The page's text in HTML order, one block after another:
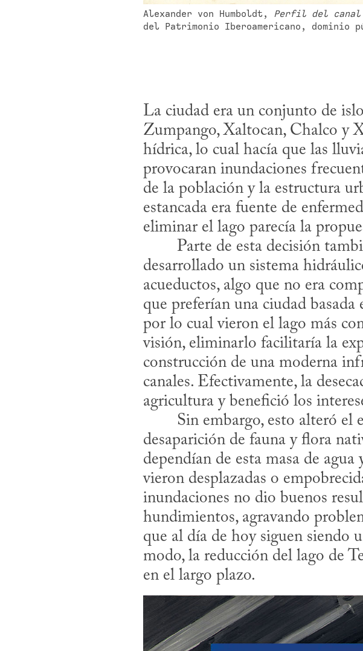
Alexander von Humboldt, Perfil del canal
del Patrimonio Iberoamericano, dominio
La ciudad era un conjunto de
Zumpango, Xaltocan, Chalco y
hídrica, lo cual hacía que las
provocaran inundaciones
de la población y la estructura
estancada era fuente de
eliminar el lago parecía la
desarrollado un sistema
acueductos, algo que no era
que preferían una ciudad
por lo cual vieron el lago más
visión, eliminarlo facilitaría la
construcción de una moderna
canales. Efectivamente, la
agricultura y benefició los
desaparición de fauna y flora
dependían de esta masa de
vieron desplazadas o
inundaciones no dio buenos
hundimientos, agravando
que al día de hoy siguen siendo
modo, la reducción del lago de
en el largo plazo.